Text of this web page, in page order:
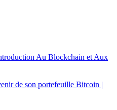
Au Blockchain et Aux
de son portefeuille Bitcoin |